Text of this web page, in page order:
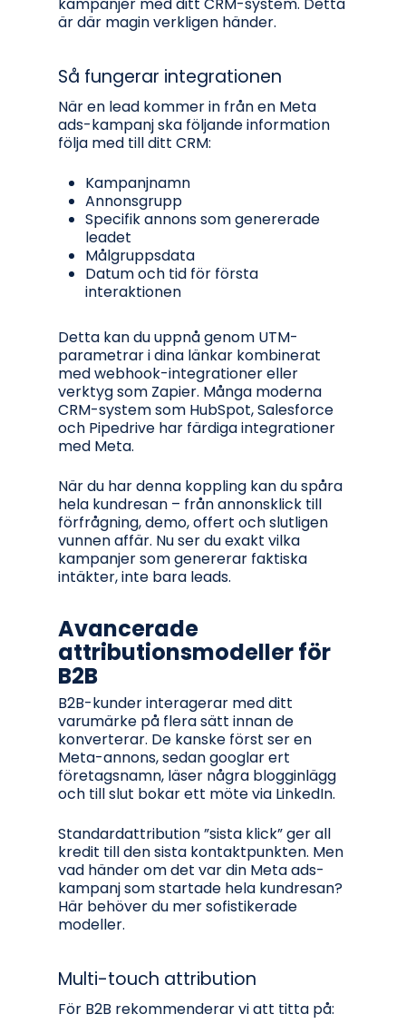
är där magin verkligen händer.
Så fungerar integrationen
När en lead kommer in från en Meta
ads-kampanj ska följande information
följa med till ditt CRM:
Kampanjnamn
Annonsgrupp
Specifik annons som genererade
leadet
Målgruppsdata
Datum och tid för första
interaktionen
Detta kan du uppnå genom UTM-
parametrar i dina länkar kombinerat
med webhook-integrationer eller
verktyg som Zapier. Många moderna
CRM-system som HubSpot, Salesforce
och Pipedrive har färdiga integrationer
med Meta.
När du har denna koppling kan du spåra
hela kundresan – från annonsklick till
förfrågning, demo, offert och slutligen
vunnen affär. Nu ser du exakt vilka
kampanjer som genererar faktiska
intäkter, inte bara leads.
Avancerade
attributionsmodeller för
B2B
B2B-kunder interagerar med ditt
varumärke på flera sätt innan de
konverterar. De kanske först ser en
Meta-annons, sedan googlar ert
företagsnamn, läser några blogginlägg
och till slut bokar ett möte via LinkedIn.
Standardattribution ”sista klick” ger all
kredit till den sista kontaktpunkten. Men
vad händer om det var din Meta ads-
kampanj som startade hela kundresan?
Här behöver du mer sofistikerade
modeller.
Multi-touch attribution
För B2B rekommenderar vi att titta på: